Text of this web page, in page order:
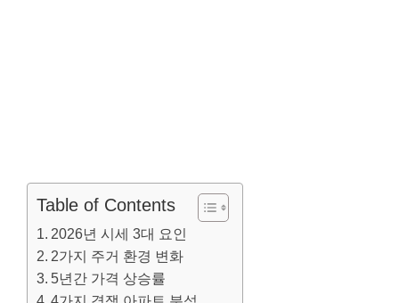
Table of Contents
2026년 시세 3대 요인
2가지 주거 환경 변화
5년간 가격 상승률